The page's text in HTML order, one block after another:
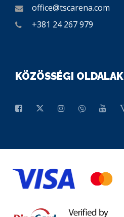
office@tscarena.com
+381 24 267 979
KÖZÖSSÉGI OLDALAK